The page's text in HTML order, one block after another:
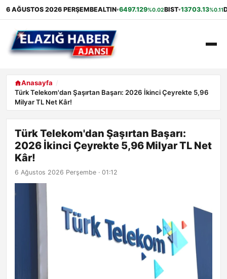
6 AĞUSTOS 2026 PERŞEMBEALTIN▾6497.129%0.02BIST▾13703.13%0.11
ANASAYFA
GÜNDEM
SAĞLIK
ALIŞVERIŞ
Anasayfa
Türk Telekom'dan Şaşırtan Başarı: 2026 İkinci Çeyrekte 5,96
Milyar TL Net Kâr!
Türk Telekom'dan Şaşırtan Başarı:
2026 İkinci Çeyrekte 5,96 Milyar TL Net
Kâr!
6 Ağustos 2026 Perşembe · 01:12